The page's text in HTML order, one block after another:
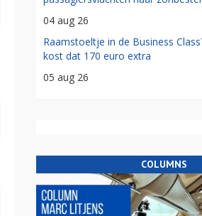
04 aug 26
Raamstoeltje in de Business
kost dat 170 euro extra
05 aug 26
COLUMNS